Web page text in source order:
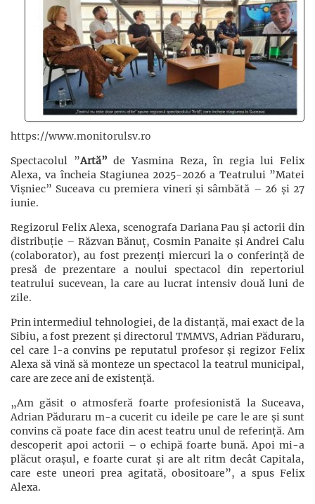
https://www.monitorulsv.ro
Spectacolul ”Artă”de Yasmina Reza, în regia lui Felix
Alexa, va încheia Stagiunea 2025-2026 a Teatrului ”Matei
Vișniec” Suceava cu premiera vineri și sâmbătă – 26 și 27
iunie.
Regizorul Felix Alexa, scenografa Dariana Pau și actorii din
distribuție – Răzvan Bănuț, Cosmin Panaite și Andrei Calu
(colaborator), au fost prezenți miercuri la o conferință de
presă de prezentare a noului spectacol din repertoriul
teatrului sucevean, la care au lucrat intensiv două luni de
zile.
Prin intermediul tehnologiei, de la distanță, mai exact de la
Sibiu, a fost prezent și directorul TMMVS, Adrian Păduraru,
cel care l-a convins pe reputatul profesor și regizor Felix
Alexa să vină să monteze un spectacol la teatrul municipal,
care are zece ani de existență.
„Am găsit o atmosferă foarte profesionistă la Suceava,
Adrian Păduraru m-a cucerit cu ideile pe care le are și sunt
convins că poate face din acest teatru unul de referință. Am
descoperit apoi actorii – o echipă foarte bună. Apoi mi-a
plăcut orașul, e foarte curat și are alt ritm decât Capitala,
care este uneori prea agitată, obositoare”, a spus Felix
Alexa.